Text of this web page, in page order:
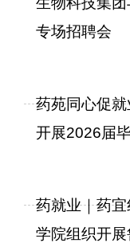
专场招聘会
药苑同心促
开展2026届
药就业｜药
学院组织开